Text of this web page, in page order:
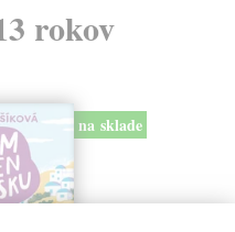
rokov
na sklade